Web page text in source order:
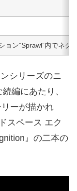
ョン”Sprawl”内でネ
シリーズのニ
編にあたり、
リーが描かれ
スペース エク
』の二本の